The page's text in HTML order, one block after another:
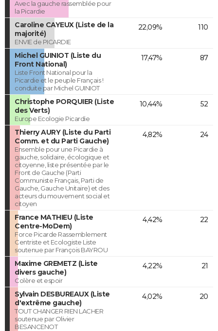
Avec la gauche rassemblée pour
la Picardie
Caroline CAYEUX (Liste de la
majorité)
ENVIE de PICARDIE
22,09% 110
Michel GUINIOT (Liste du
Front National)
Liste Front National pour la
Picardie et le peuple Français !
conduite par Michel GUINIOT
17,47% 87
Christophe PORQUIER (Liste
des Verts)
Europe Ecologie Picardie
10,44% 52
Thierry AURY (Liste du Parti
Comm. et du Parti Gauche)
Ensemble pour une Picardie à
gauche, solidaire, écologique et
citoyenne, liste présentée par le
Front de Gauche (Parti
Communiste Français, Parti de
Gauche, Gauche Unitaire) et des
acteurs du mouvement social et
citoyen
4,82% 24
France MATHIEU (Liste
Centre-MoDem)
Force Picarde Rassemblement
Centriste et Ecologiste Liste
soutenue par François BAYROU
4,42% 22
Maxime GREMETZ (Liste
divers gauche)
Colère et espoir
4,22% 21
Sylvain DESBUREAUX (Liste
d'extrême gauche)
TOUT CHANGER RIEN LACHER
soutenue par Olivier
BESANCENOT
4,02% 20